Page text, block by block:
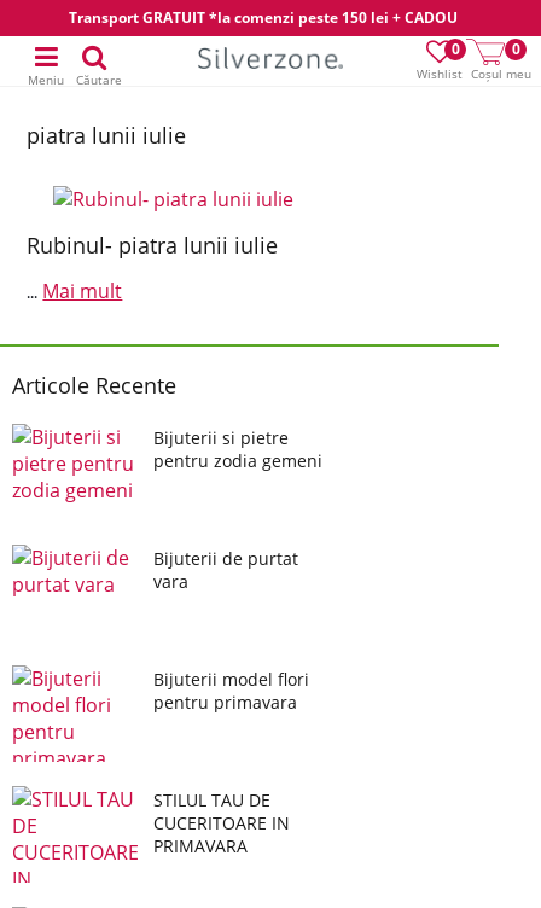
Transport GRATUIT *la comenzi peste 150 lei + CADOU
Wishlist
0
Coșul meu
0
Meniu Căutare
piatra lunii iulie
Rubinul- piatra lunii iulie
... Mai mult
Articole Recente
Bijuterii si pietre
pentru zodia gemeni
Bijuterii de purtat
vara
Bijuterii model flori
pentru primavara
STILUL TAU DE
CUCERITOARE IN
PRIMAVARA